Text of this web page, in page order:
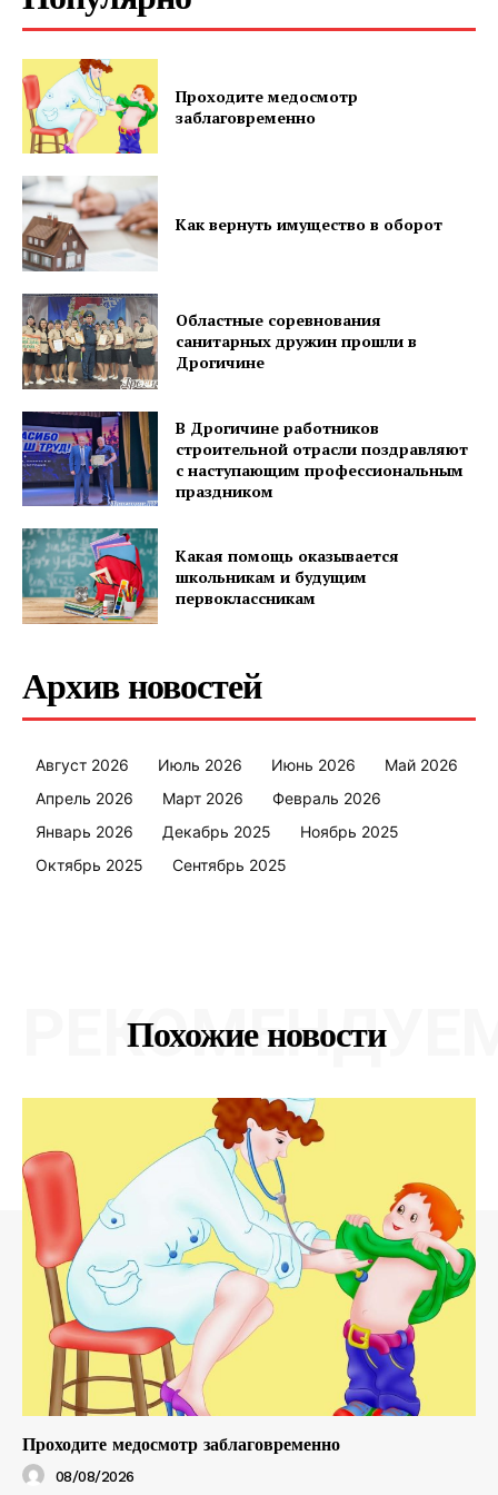
Редакция "ДВ"
Наша гісторыя
Контакты
Правила использования материалов
Электронные обращения
Проходите медосмотр
заблаговременно
Как вернуть имущество в оборот
Областные соревнования
санитарных дружин прошли в
Дрогичине
В Дрогичине работников
строительной отрасли поздравляют
с наступающим профессиональным
праздником
Какая помощь оказывается
школьникам и будущим
первоклассникам
Архив новостей
Август 2026 Июль 2026 Июнь 2026
Май 2026
Апрель 2026
Март 2026
Февраль 2026
Январь 2026
Декабрь 2025
Ноябрь 2025
Октябрь 2025
Сентябрь 2025
Похожие новости
Проходите медосмотр заблаговременно
08/08/2026